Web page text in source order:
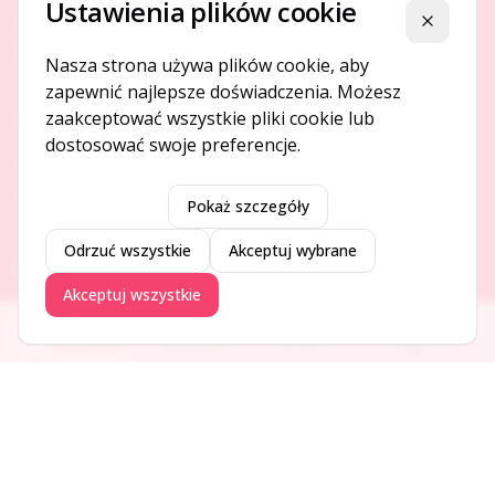
Platforma ogłoszeń i firm, która łączy ludzi i rozwija biznes
O NAS
DODAJ I PROMUJ
Dodaj ogłoszenie
Dodaj firmę
Ogłoszenia Aktualności Firmy Blog
Ustawienia plików cookie Zamknij
Nasza strona używa plików cookie, aby
zapewnić najlepsze doświadczenia. Możesz
zaakceptować wszystkie pliki cookie lub
dostosować swoje preferencje.
Pokaż szczegóły
Odrzuć wszystkie Akceptuj wybrane
Akceptuj wszystkie